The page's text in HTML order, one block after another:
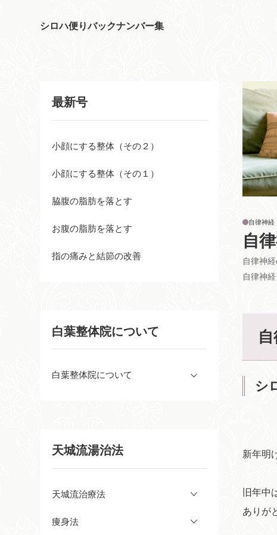
シロハ便りバックナンバー集
自
自律神
自律神
自律神経
シ
新年明
旧年中
ありが
最新号
小顔にする整体（その２）
小顔にする整体（その１）
脇腹の脂肪を落とす
お腹の脂肪を落とす
指の痛みと結節の改善
白葉整体院について
白葉整体院について
天城流湯治法
天城流治療法
痩身法